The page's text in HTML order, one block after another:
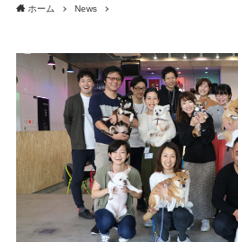
ホーム News